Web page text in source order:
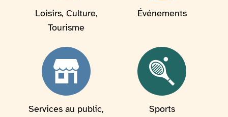
Loisirs, Culture,
Tourisme
Événements
Services au public,
Sports